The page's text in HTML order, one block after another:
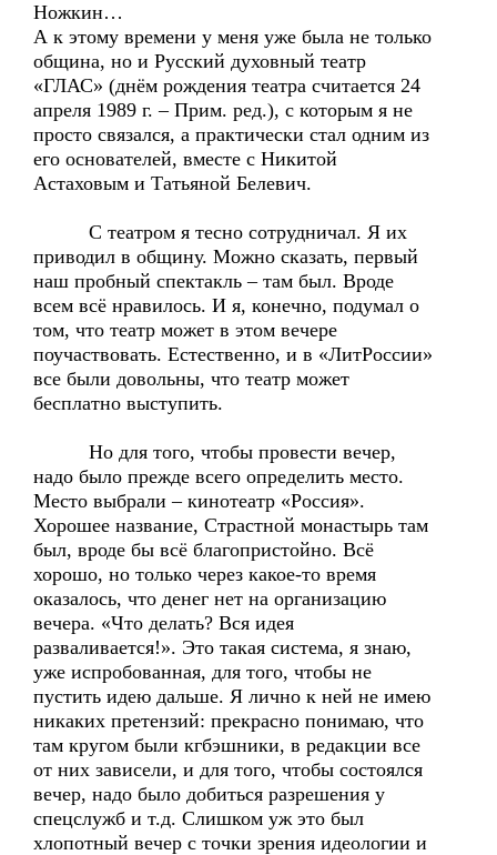
Ножкин…
А к этому времени у меня уже была не только
община, но и Русский духовный театр
«ГЛАС» (днём рождения театра считается 24
апреля 1989 г. – Прим. ред.), с которым я не
просто связался, а практически стал одним из
его основателей, вместе с Никитой
Астаховым и Татьяной Белевич.
С театром я тесно сотрудничал. Я их
приводил в общину. Можно сказать, первый
наш пробный спектакль – там был. Вроде
всем всё нравилось. И я, конечно, подумал о
том, что театр может в этом вечере
поучаствовать. Естественно, и в «ЛитРоссии»
все были довольны, что театр может
бесплатно выступить.
Но для того, чтобы провести вечер,
надо было прежде всего определить место.
Место выбрали – кинотеатр «Россия».
Хорошее название, Страстной монастырь там
был, вроде бы всё благопристойно. Всё
хорошо, но только через какое-то время
оказалось, что денег нет на организацию
вечера. «Что делать? Вся идея
разваливается!». Это такая система, я знаю,
уже испробованная, для того, чтобы не
пустить идею дальше. Я лично к ней не имею
никаких претензий: прекрасно понимаю, что
там кругом были кгбэшники, в редакции все
от них зависели, и для того, чтобы состоялся
вечер, надо было добиться разрешения у
спецслужб и т.д. Слишком уж это был
хлопотный вечер с точки зрения идеологии и